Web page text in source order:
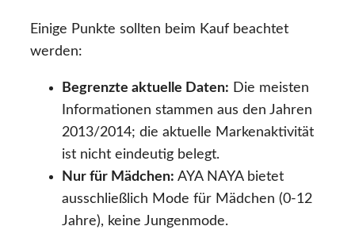
Einige Punkte sollten beim Kauf beachtet
werden:
Begrenzte aktuelle Daten: Die meisten
Informationen stammen aus den Jahren
2013/2014; die aktuelle Markenaktivität
ist nicht eindeutig belegt.
Nur für Mädchen: AYA NAYA bietet
ausschließlich Mode für Mädchen (0-12
Jahre), keine Jungenmode.